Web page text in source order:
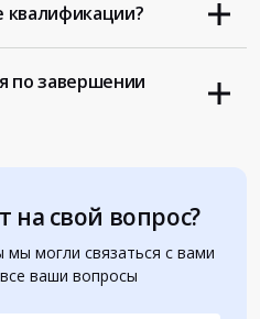
на свой вопрос?
могли связаться с вами
ваши вопросы
по завершении